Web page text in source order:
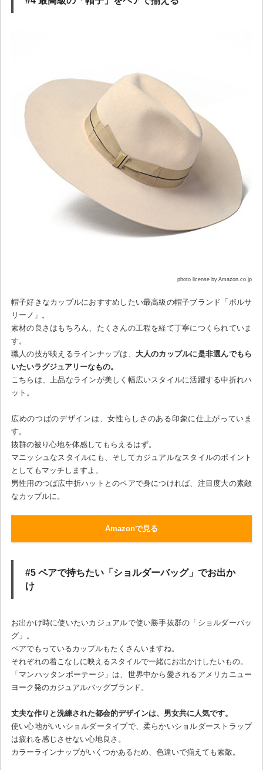
photo license by Amazon.co.jp
帽子好きなカップルにおすすめしたい最高級の帽子ブランド「ボルサ
リーノ」。
素材の良さはもちろん、たくさんの工程を経て丁寧につくられていま
す。
職人の技が映えるラインナップは、 大人のカップルに是非選んでもら
いたいラグジュアリーなもの。
こちらは、上品なラインが美しく幅広いスタイルに活躍する中折れハ
ット。
広めのつばのデザインは、女性らしさのある印象に仕上がっていま
す。
抜群の被り心地を体感してもらえるはず。
マニッシュなスタイルにも、そしてカジュアルなスタイルのポイント
としてもマッチしますよ。
男性用のつば広中折ハットとのペアで身につければ、注目度大の素敵
なカップルに。
Amazonで見る
#5 ペアで持ちたい「ショルダーバッグ」でお出か
け
お出かけ時に使いたいカジュアルで使い勝手抜群の「ショルダーバッ
グ」。
ペアでもっているカップルもたくさんいますね。
それぞれの着こなしに映えるスタイルで一緒にお出かけしたいもの。
「マンハッタンポーテージ」は、世界中から愛されるアメリカニュー
ヨーク発のカジュアルバッグブランド。
丈夫な作りと洗練された都会的デザインは、男女共に人気です。
使い心地がいいショルダータイプで、柔らかいショルダーストラップ
は疲れを感じさせない心地良さ。
カラーラインナップがいくつかあるため、色違いで揃えても素敵。